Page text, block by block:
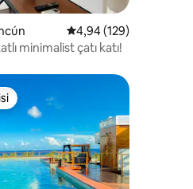
122 değerlendirme
5 üzerinden ortalama
4,94 (129)
minimalist çatı katı!